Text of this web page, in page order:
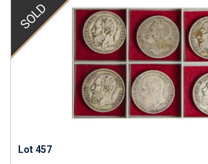
SOLD
Lot 457